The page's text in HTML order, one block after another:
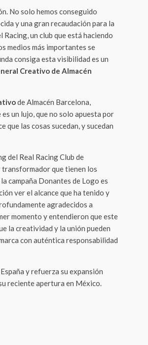
No solo hemos conseguido
y una gran recaudación para la
Racing, un club que está haciendo
medios más importantes se
consiga esta visibilidad es un
Creativo de Almacén
de Almacén Barcelona,
un lujo, que no solo apuesta por
que las cosas sucedan, y sucedan
del Real Racing Club de
transformador que tienen los
campaña Donantes de Logo es
ver el alcance que ha tenido y
agradecidos a
momento y entendieron que este
la creatividad y la unión pueden
con auténtica responsabilidad
y refuerza su expansión
reciente apertura en México.